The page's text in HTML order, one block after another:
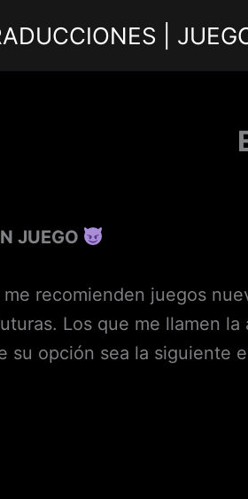
|
JUEGO
recomienden juegos
Los que me llamen
su opción sea la siguiente